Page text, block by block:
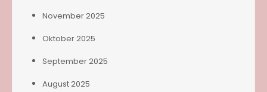
November 2025
Oktober 2025
September 2025
August 2025